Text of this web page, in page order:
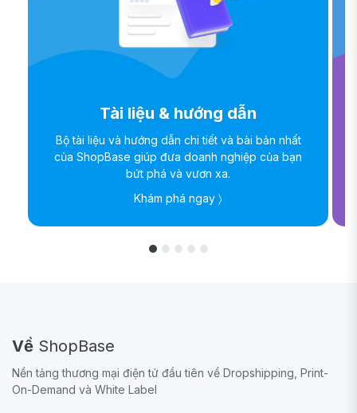
Tài liệu & hướng dẫn
Bộ tài liệu và hướng dẫn chi tiết và bài bản nhất
của ShopBase giúp đưa doanh nghiệp của bạn
bứt phá và vươn xa.
Khám phá ngay 〉
Về ShopBase
Nền tảng thương mại điện tử đầu tiên về Dropshipping, Print-
On-Demand và White Label